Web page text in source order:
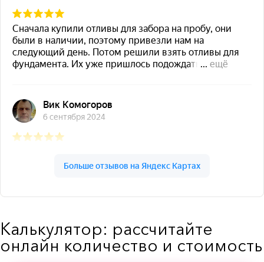
Калькулятор: рассчитайте
онлайн количество и стоимость